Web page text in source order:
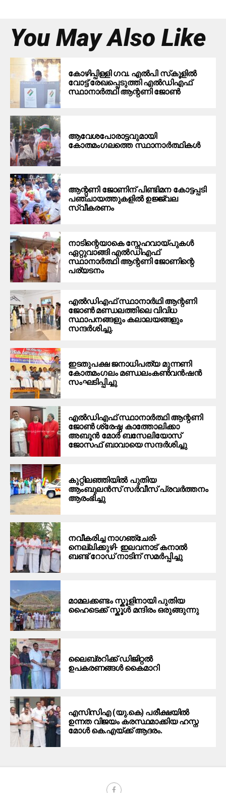
You May Also Like
കോഴിപ്പിള്ളി ഗവ. എല്‍പി സ്‌കൂളില്‍
വോട്ട് രേഖപ്പെടുത്തി എല്‍ഡിഎഫ്
സ്ഥാനാര്‍ത്ഥി ആന്റണി ജോണ്‍
ആവേശപോരാട്ടവുമായി
കോതമംഗലത്തെ സ്ഥാനാര്‍ത്ഥികള്‍
ആന്റണി ജോണിന് പിണ്ടിമന കോട്ടപ്പടി
പഞ്ചായത്തുകളിൽ ഉജ്ജ്വല
സ്വീകരണം
നാടിന്റെയാകെ സ്നേഹവായ്പുകൾ
ഏറ്റുവാങ്ങി എൽഡിഎഫ്
സ്ഥാനാർത്ഥി ആന്റണി ജോണിന്റെ
പര്യടനം
എൽഡിഎഫ് സ്ഥാനാർഥി ആന്റണി
ജോൺ മണ്ഡലത്തിലെ വിവിധ
സ്ഥാപനങ്ങളും കലാലയങ്ങളും
സന്ദർശിച്ചു.
ഇടതുപക്ഷ ജനാധിപത്യ മുന്നണി
കോതമംഗലം മണ്ഡലംകൺവൻഷൻ
സംഘടിപ്പിച്ചു
എൽഡിഎഫ് സ്ഥാനാർത്ഥി ആന്റണി
ജോൺ ശ്രേഷ്ഠ കാത്തോലിക്കാ
അബൂൻ മോർ ബസേലിയോസ്
ജോസഫ് ബാവായെ സന്ദർശിച്ചു
കുറ്റിലഞ്ഞിയിൽ പുതിയ
ആംബുലൻസ് സർവീസ് പ്രവർത്തനം
ആരംഭിച്ചു
നവീകരിച്ച നാഗഞ്ചേരി-
നെല്ലിക്കുഴി- ഇലവനാട് കനാൽ
ബണ്ട് റോഡ് നാടിന് സമർപ്പിച്ചു
മാമലക്കണ്ടം സ്കൂളിനായി പുതിയ
ഹൈടെക്ക് സ്കൂൾ മന്ദിരം ഒരുങ്ങുന്നു
ലൈബ്രറിക്ക് ഡിജിറ്റൽ
ഉപകരണങ്ങൾ കൈമാറി
എസിസിഎ (യു.കെ) പരീക്ഷയിൽ
ഉന്നത വിജയം കരസ്ഥമാക്കിയ ഹസ്ന
മോൾ കെ.എയ്ക്ക് ആദരം.